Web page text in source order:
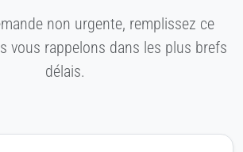
non urgente, remplissez ce
vous rappelons dans les plus brefs
délais.